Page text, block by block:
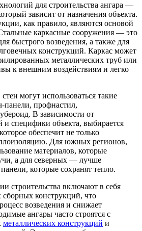
для строительства ангара —
зависит от назначения объекта.
как правило, являются основой
каркасные сооружения — это
быстрого возведения, а также для
конструкций. Каркас может
металлических труб или
к внешним воздействиям и легко
могут использоваться такие
панели, профнастил,
В зависимости от
и специфики объекта, выбирается
обеспечит не только
Для южных регионов,
материалов, которые
а для северных — лучше
которые сохранят тепло.
строительства включают в себя
сборных конструкций, что
возведения и снижает
ангары часто строятся с
металлических конструкций и